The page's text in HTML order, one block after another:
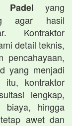
Padel yang
agar hasil
Kontraktor
detail teknis,
pencahayaan,
yang menjadi
kontraktor
lengkap,
biaya, hingga
awet dan